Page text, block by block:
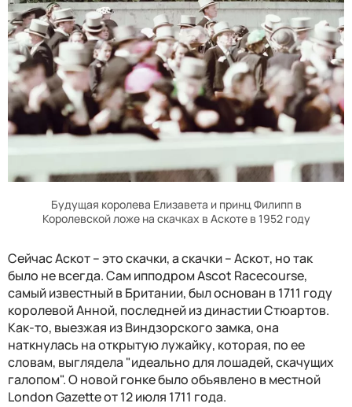
Будущая королева Елизавета и принц Филипп в
Королевской ложе на скачках в Аскоте в 1952 году
Сейчас Аскот – это скачки, а скачки – Аскот, но так
было не всегда. Сам ипподром Ascot Racecourse,
самый известный в Британии, был основан в 1711 году
королевой Анной, последней из династии Стюартов.
Как-то, выезжая из Виндзорского замка, она
наткнулась на открытую лужайку, которая, по ее
словам, выглядела "идеально для лошадей, скачущих
галопом". О новой гонке было объявлено в местной
London Gazette от 12 июля 1711 года.